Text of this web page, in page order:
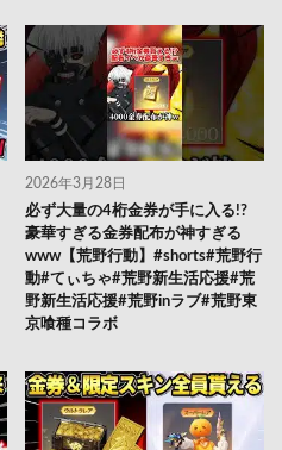
2026年3月28日
必ず大量の4桁金券が手に入る!?
豪華すぎる金券配布が神すぎる
www【荒野行動】#shorts#荒野行
動#てぃちゃ#荒野新生活応援#荒
野新生活応援#荒野inラブ#荒野東
京喰種コラボ